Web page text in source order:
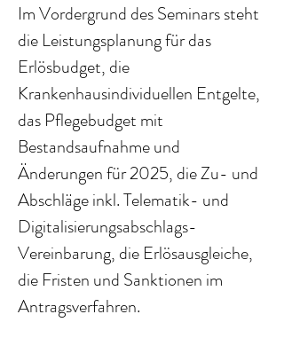
Im Vordergrund des Seminars steht
die Leistungsplanung für das
Erlösbudget, die
Krankenhausindividuellen Entgelte,
das Pflegebudget mit
Bestandsaufnahme und
Änderungen für 2025, die Zu- und
Abschläge inkl. Telematik- und
Digitalisierungsabschlags-
Vereinbarung, die Erlösausgleiche,
die Fristen und Sanktionen im
Antragsverfahren.